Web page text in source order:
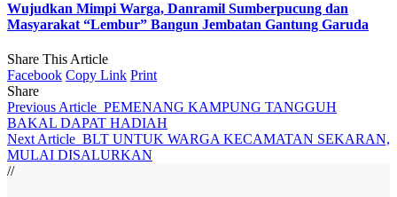
Wujudkan Mimpi Warga, Danramil Sumberpucung dan
Masyarakat “Lembur” Bangun Jembatan Gantung Garuda
Share This Article
Facebook Copy Link Print
Share
Previous Article PEMENANG KAMPUNG TANGGUH
BAKAL DAPAT HADIAH
Next Article BLT UNTUK WARGA KECAMATAN SEKARAN,
MULAI DISALURKAN
//